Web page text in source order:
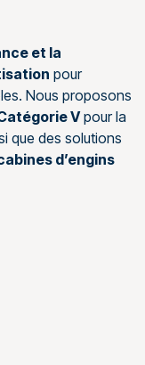
et la
pour
Nous proposons
Vpour la
que des solutions
d’engins